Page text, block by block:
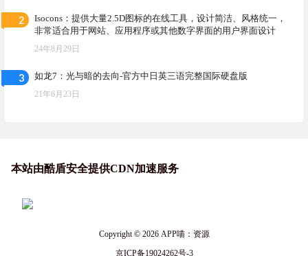
2
Isocons：提供大量2.5D图标的在线工具，设计简洁、风格统一，
非常适合用于网站、应用程序或其他数字界面的用户界面设计
24年8月29日
3 如龙7：光与暗的去向-官方中日英三语完整国际硬盘版
21年6月23日
本站由酷盾安全提供CDN加速服务
Copyright © 2026APP喵：资源
京ICP备19024262号-3